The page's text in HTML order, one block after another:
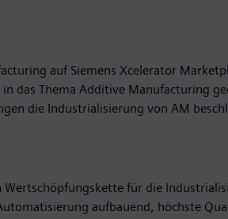
auf Siemens Xcelerator
das Thema Additive Manufacturing
die Industrialisierung von AM
Wertschöpfungskette für die
aufbauend, höchste